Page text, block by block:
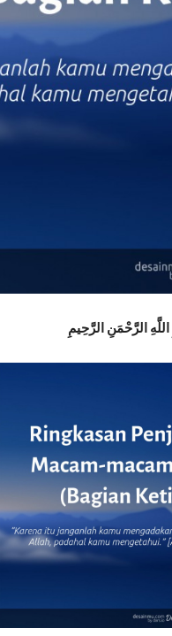
الرَّحْمَنِ الرَّحِيمِ